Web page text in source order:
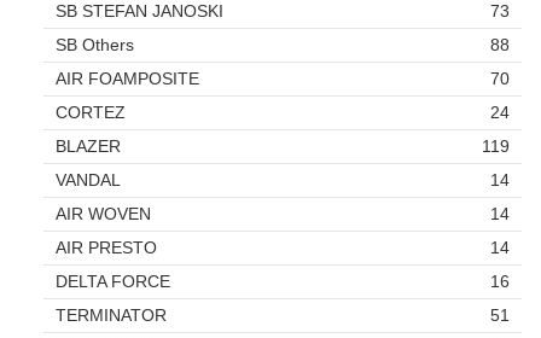
SB STEFAN JANOSKI
73
SB Others
88
AIR FOAMPOSITE
70
CORTEZ
24
BLAZER
119
VANDAL
14
AIR WOVEN
14
AIR PRESTO
14
DELTA FORCE
16
TERMINATOR
51